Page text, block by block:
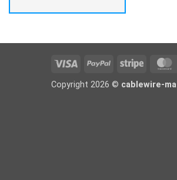
Visa PayPal Stripe
Copyright 2026 © cablewire-